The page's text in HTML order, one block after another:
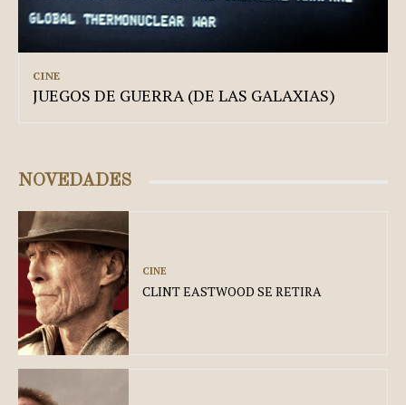
CINE
JUEGOS DE GUERRA (DE LAS GALAXIAS)
NOVEDADES
CINE
CLINT EASTWOOD SE RETIRA